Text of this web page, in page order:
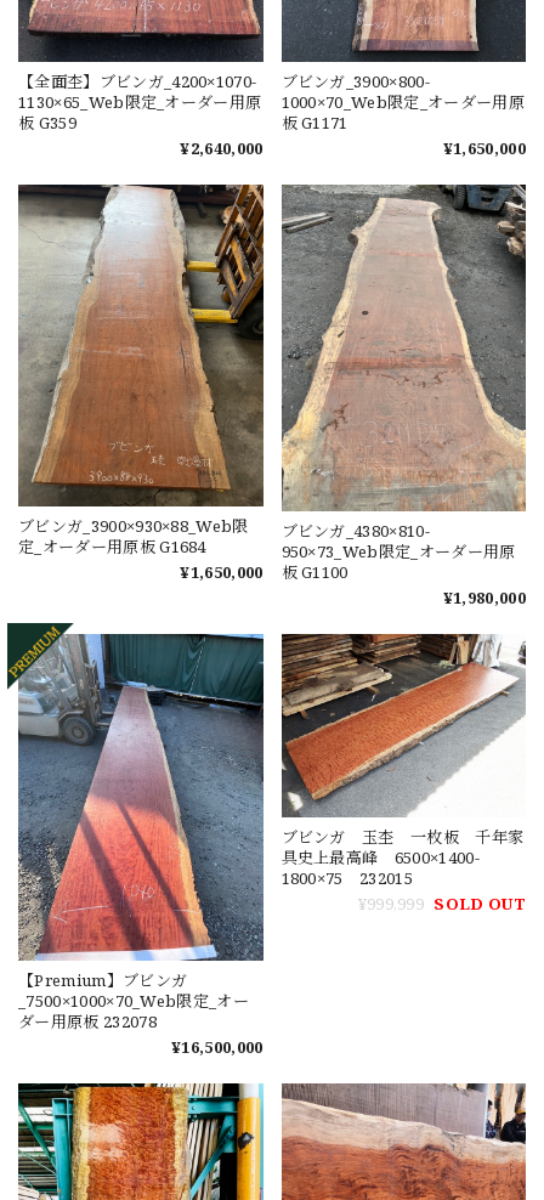
【全面杢】ブビンガ_4200×1070-
1130×65_Web限定_オーダー用原
板 G359
¥2,640,000
ブビンガ_3900×800-
1000×70_Web限定_オーダー用原
板 G1171
¥1,650,000
ブビンガ_3900×930×88_Web限
定_オーダー用原板 G1684
¥1,650,000
ブビンガ_4380×810-
950×73_Web限定_オーダー用原
板 G1100
¥1,980,000
【Premium】ブビンガ
_7500×1000×70_Web限定_オー
ダー用原板 232078
¥16,500,000
ブビンガ 玉杢 一枚板 千年家
具史上最高峰 6500×1400-
1800×75 232015
¥999,999 SOLD OUT